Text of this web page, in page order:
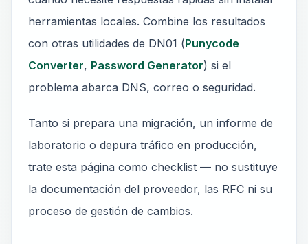
herramientas locales. Combine los resultados
con otras utilidades de DN01 (Punycode
Converter, Password Generator) si el
problema abarca DNS, correo o seguridad.
Tanto si prepara una migración, un informe de
laboratorio o depura tráfico en producción,
trate esta página como checklist — no sustituye
la documentación del proveedor, las RFC ni su
proceso de gestión de cambios.